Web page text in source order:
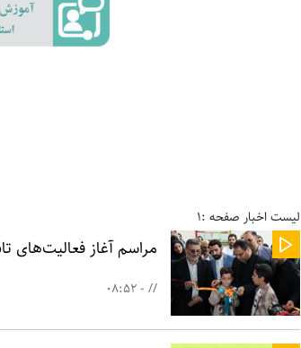
لیست اخبار صفحه :1
مراسم آغاز فعالیت‌های
// - 08:52